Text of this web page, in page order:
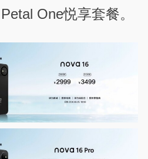
One悦享套餐。